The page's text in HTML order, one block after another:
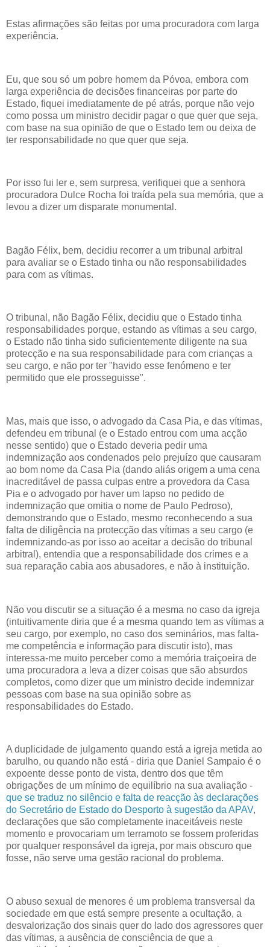
Estas afirmações são feitas por uma procuradora com larga
experiência.
Eu, que sou só um pobre homem da Póvoa, embora com
larga experiência de decisões financeiras por parte do
Estado, fiquei imediatamente de pé atrás, porque não vejo
como possa um ministro decidir pagar o que quer que seja,
com base na sua opinião de que o Estado tem ou deixa de
ter responsabilidade no que quer que seja.
Por isso fui ler e, sem surpresa, verifiquei que a senhora
procuradora Dulce Rocha foi traída pela sua memória, que a
levou a dizer um disparate monumental.
Bagão Félix, bem, decidiu recorrer a um tribunal arbitral
para avaliar se o Estado tinha ou não responsabilidades
para com as vítimas.
O tribunal, não Bagão Félix, decidiu que o Estado tinha
responsabilidades porque, estando as vítimas a seu cargo,
o Estado não tinha sido suficientemente diligente na sua
protecção e na sua responsabilidade para com crianças a
seu cargo, e não por ter "havido esse fenómeno e ter
permitido que ele prosseguisse".
Mas, mais que isso, o advogado da Casa Pia, e das vítimas,
defendeu em tribunal (e o Estado entrou com uma acção
nesse sentido) que o Estado deveria pedir uma
indemnização aos condenados pelo prejuízo que causaram
ao bom nome da Casa Pia (dando aliás origem a uma cena
inacreditável de passa culpas entre a provedora da Casa
Pia e o advogado por haver um lapso no pedido de
indemnização que omitia o nome de Paulo Pedroso),
demonstrando que o Estado, mesmo reconhecendo a sua
falta de diligência na protecção das vítimas a seu cargo (e
indemnizando-as por isso ao aceitar a decisão do tribunal
arbitral), entendia que a responsabilidade dos crimes e a
sua reparação cabia aos abusadores, e não à instituição.
Não vou discutir se a situação é a mesma no caso da igreja
(intuitivamente diria que é a mesma quando tem as vítimas a
seu cargo, por exemplo, no caso dos seminários, mas falta-
me competência e informação para discutir isto), mas
interessa-me muito perceber como a memória traiçoeira de
uma procuradora a leva a dizer coisas que são absurdos
completos, como dizer que um ministro decide indemnizar
pessoas com base na sua opinião sobre as
responsabilidades do Estado.
A duplicidade de julgamento quando está a igreja metida ao
barulho, ou quando não está - diria que Daniel Sampaio é o
expoente desse ponto de vista, dentro dos que têm
obrigações de um mínimo de equilíbrio na sua avaliação -
que se traduz no silêncio e falta de reacção às declarações
do Secretário de Estado do Desporto à sugestão da APAV,
declarações que são completamente inaceitáveis neste
momento e provocariam um terramoto se fossem proferidas
por qualquer responsável da igreja, por mais obscuro que
fosse, não serve uma gestão racional do problema.
O abuso sexual de menores é um problema transversal da
sociedade em que está sempre presente a ocultação, a
desvalorização dos sinais quer do lado dos agressores quer
das vítimas, a ausência de consciência de que a